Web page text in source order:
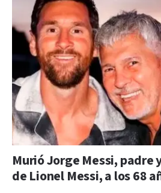
Murió Jorge Messi, padre
de Lionel Messi, a los 68